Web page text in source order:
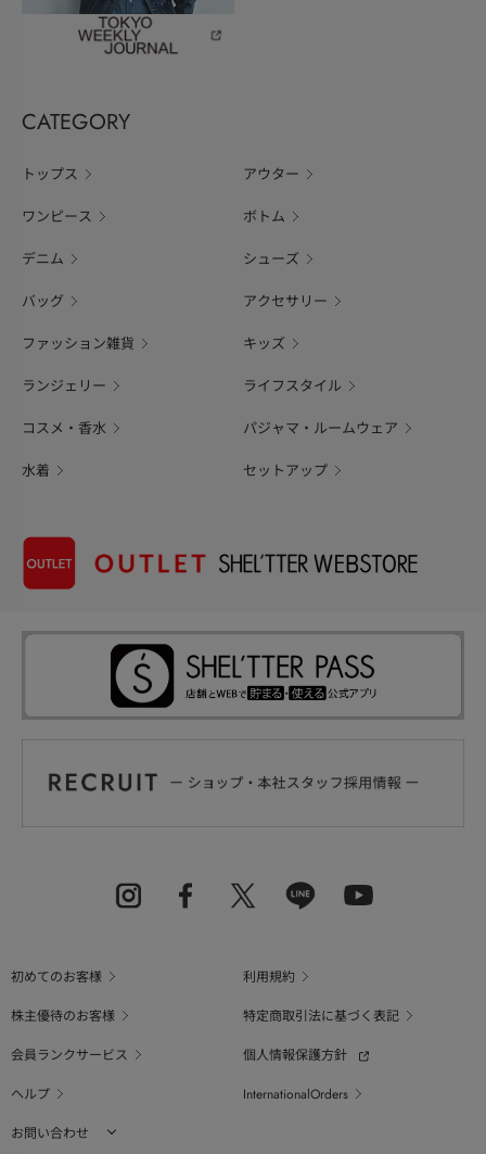
CATEGORY
トップス アウター
ワンピース ボトム
デニム シューズ
バッグ アクセサリー
ファッション雑貨 キッズ
ランジェリー ライフスタイル
コスメ・香水 パジャマ・ルームウェア
水着 セットアップ
初めてのお客様
利用規約
株主優待のお客様
特定商取引法に基づく表記
会員ランクサービス
個人情報保護方針
ヘルプ
InternationalOrders
お問い合わせ